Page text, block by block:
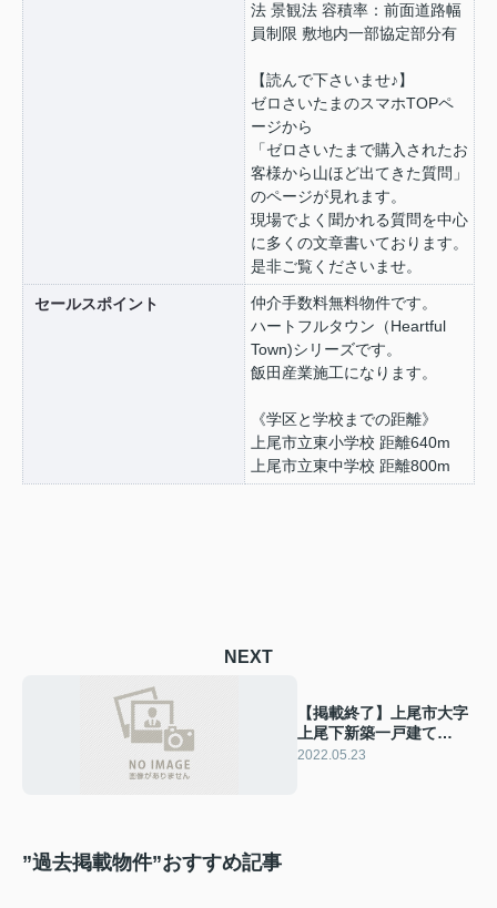
法 景観法 容積率：前面道路幅
員制限 敷地内一部協定部分有
【読んで下さいませ♪】
ゼロさいたまのスマホTOPペ
ージから
「ゼロさいたまで購入されたお
客様から山ほど出てきた質問」
のページが見れます。
現場でよく聞かれる質問を中心
に多くの文章書いております。
是非ご覧くださいませ。
セールスポイント
仲介手数料無料物件です。
ハートフルタウン（Heartful
Town)シリーズです。
飯田産業施工になります。
《学区と学校までの距離》
上尾市立東小学校 距離640m
上尾市立東中学校 距離800m
NEXT
【掲載終了】上尾市大字
上尾下新築一戸建て
RICCA
2022.05.23
”過去掲載物件”おすすめ記事